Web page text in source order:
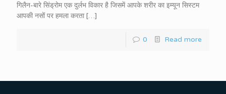
गिलैन-बारे सिंड्रोम एक दुर्लभ विकार है जिसमें आपके शरीर का इम्यून सिस्टम
आपकी नसों पर हमला करता […]
0 Read more